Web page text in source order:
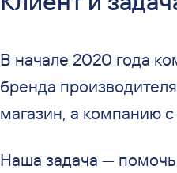
В начале 2020 года
бренда
магазин, а компанию с
Наша задача —помочь